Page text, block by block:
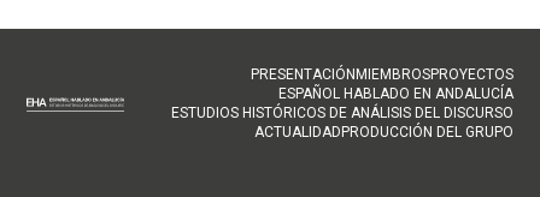
NAVEGACIÓN
PRINCIPAL
PRESENTACIÓN MIEMBROSPROYECTOS
ESPAÑOL HABLADO EN ANDALUCÍA
ESTUDIOS HISTÓRICOS DE ANÁLISIS DEL DISCURSO
ACTUALIDAD PRODUCCIÓN DEL GRUPO